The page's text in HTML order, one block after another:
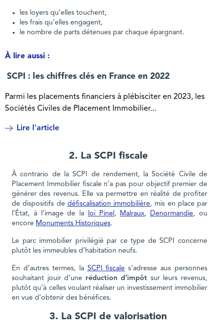
les loyers qu’elles touchent,
les frais qu’elles engagent,
le nombre de parts détenues par chaque épargnant.
À lire aussi :
SCPI : les chiffres clés en France en 2022
Parmi les placements financiers à plébisciter en 2023, les
Sociétés Civiles de Placement Immobilier...
Lire l'article
2. La SCPI fiscale
À contrario de la SCPI de rendement, la Société Civile de
Placement Immobilier fiscale n’a pas pour objectif premier de
générer des revenus. Elle va permettre en réalité de profiter
de dispositifs de défiscalisation immobilière, mis en place par
l’État, à l’image de la loi Pinel, Malraux, Denormandie, ou
encore Monuments Historiques.
Le parc immobilier privilégié par ce type de SCPI concerne
plutôt les immeubles d’habitation neufs.
En d’autres termes, la SCPI fiscale s’adresse aux personnes
souhaitant jouir d’une réduction d’impôtsur leurs revenus,
plutôt qu’à celles voulant réaliser un investissement immobilier
en vue d’obtenir des bénéfices.
3. La SCPI de valorisation